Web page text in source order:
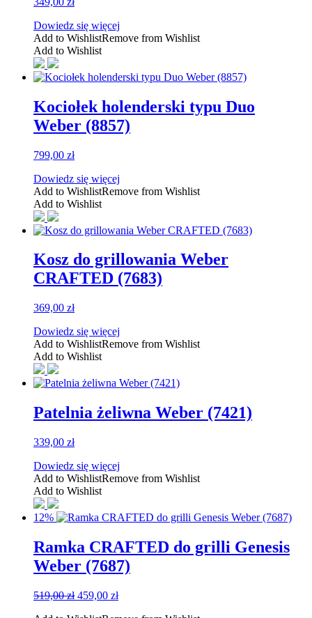
Dowiedz się więcej
Add to WishlistRemove from Wishlist
Add to Wishlist
Kociołek holenderski typu Duo
Weber (8857)
799,00 zł
Dowiedz się więcej
Add to WishlistRemove from Wishlist
Add to Wishlist
Kosz do grillowania Weber
CRAFTED (7683)
369,00 zł
Dowiedz się więcej
Add to WishlistRemove from Wishlist
Add to Wishlist
Patelnia żeliwna Weber (7421)
339,00 zł
Dowiedz się więcej
Add to WishlistRemove from Wishlist
Add to Wishlist
12%
Ramka CRAFTED do grilli Genesis​
Weber (7687)
519,00zł Pierwotna
459,00 złAktualna